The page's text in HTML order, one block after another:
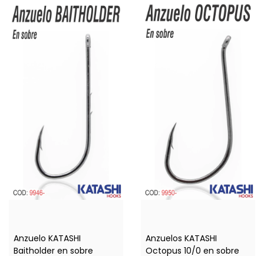
Anzuelo KATASHI
Baitholder en sobre
Anzuelos KATASHI
Octopus 10/0 en sobre